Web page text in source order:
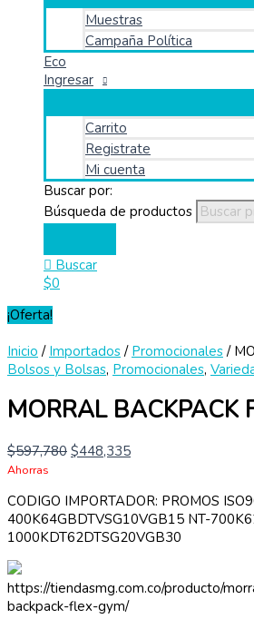
Muestras
Campaña Política
Eco
Ingresar
Carrito
Registrate
Mi cuenta
Buscar por:
Búsqueda de productos
Buscar
$0
¡Oferta!
Inicio / Importados/ Promocionales/
Bolsos y Bolsas, Promocionales,
MORRAL BACKPACK
$597,780 $448,335
Ahorras
CODIGO IMPORTADOR: PROMOS
400K64GBDTVSG10VGB15 NT-
1000KDT62DTSG20VGB30
https://tiendasmg.com.co/producto/
backpack-flex-gym/